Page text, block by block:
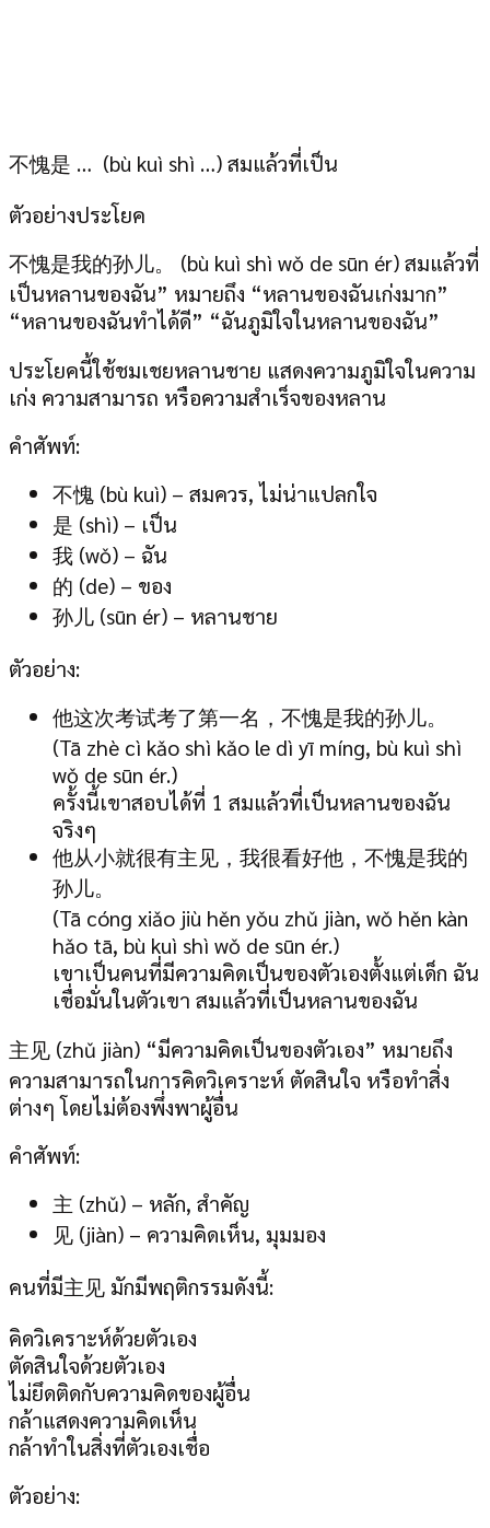
不愧是 … (bù kuì shì …) สมแล้วที่เป็น
ตัวอย่างประโยค
不愧是我的孙儿。 (bù kuì shì wǒ de sūn ér) สมแล้วที่
เป็นหลานของฉัน” หมายถึง “หลานของฉันเก่งมาก”
“หลานของฉันทำได้ดี” “ฉันภูมิใจในหลานของฉัน”
ประโยคนี้ใช้ชมเชยหลานชาย แสดงความภูมิใจในความ
เก่ง ความสามารถ หรือความสำเร็จของหลาน
คำศัพท์:
不愧 (bù kuì) – สมควร, ไม่น่าแปลกใจ
是 (shì) – เป็น
我 (wǒ) – ฉัน
的 (de) – ของ
孙儿 (sūn ér) – หลานชาย
ตัวอย่าง:
他这次考试考了第一名，不愧是我的孙儿。
(Tā zhè cì kǎo shì kǎo le dì yī míng, bù kuì shì
wǒ de sūn ér.)
ครั้งนี้เขาสอบได้ที่ 1 สมแล้วที่เป็นหลานของฉัน
จริงๆ
他从小就很有主见，我很看好他，不愧是我的
孙儿。
(Tā cóng xiǎo jiù hěn yǒu zhǔ jiàn, wǒ hěn kàn
hǎo tā, bù kuì shì wǒ de sūn ér.)
เขาเป็นคนที่มีความคิดเป็นของตัวเองตั้งแต่เด็ก ฉัน
เชื่อมั่นในตัวเขา สมแล้วที่เป็นหลานของฉัน
主见 (zhǔ jiàn) “มีความคิดเป็นของตัวเอง” หมายถึง
ความสามารถในการคิดวิเคราะห์ ตัดสินใจ หรือทำสิ่ง
ต่างๆ โดยไม่ต้องพึ่งพาผู้อื่น
คำศัพท์:
主 (zhǔ) – หลัก, สำคัญ
见 (jiàn) – ความคิดเห็น, มุมมอง
คนที่มี主见 มักมีพฤติกรรมดังนี้:
คิดวิเคราะห์ด้วยตัวเอง
ตัดสินใจด้วยตัวเอง
ไม่ยึดติดกับความคิดของผู้อื่น
กล้าแสดงความคิดเห็น
กล้าทำในสิ่งที่ตัวเองเชื่อ
ตัวอย่าง: